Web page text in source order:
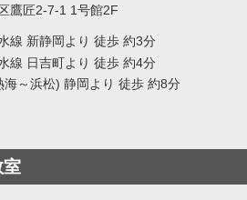
鷹匠2-7-1 1号館2F
線 新静岡より 徒歩 約3分
線 日吉町より 徒歩 約4分
海～浜松) 静岡より 徒歩 約8分
室